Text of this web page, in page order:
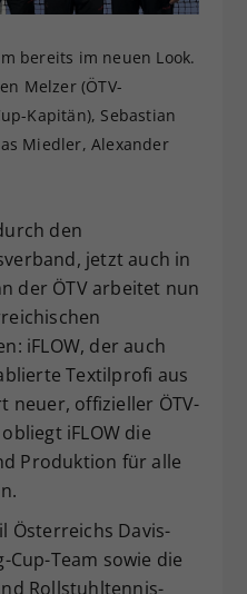
bereits im neuen Look.
Melzer (ÖTV-
Kapitän), Sebastian
Miedler, Alexander
den
jetzt auch in
der ÖTV arbeitet nun
iFLOW, der auch
Textilprofi aus
neuer, offizieller ÖTV-
iFLOW die
Produktion für alle
Österreichs Davis-
Cup-Team sowie die
Rollstuhltennis-
Unter anderem eine
ID, für die
Ihrer
Einstellungen, falls der
dies eingestellt